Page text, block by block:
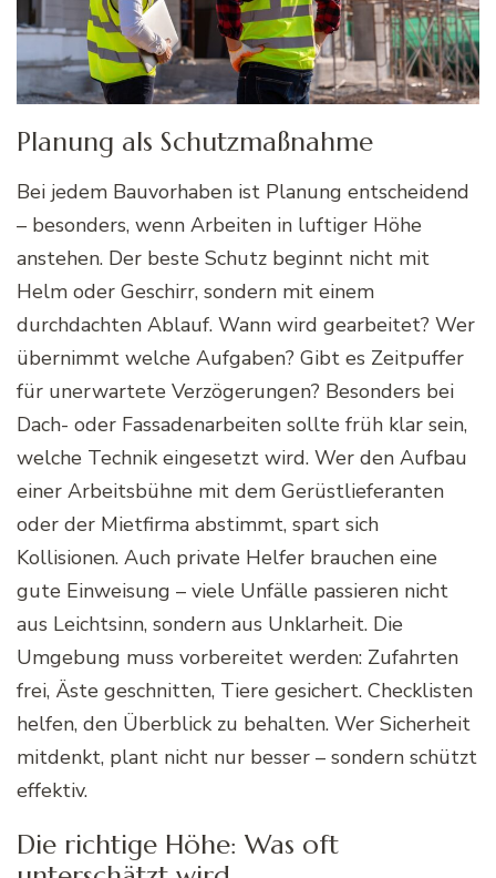
Planung als Schutzmaßnahme
Bei jedem Bauvorhaben ist Planung entscheidend
– besonders, wenn Arbeiten in luftiger Höhe
anstehen. Der beste Schutz beginnt nicht mit
Helm oder Geschirr, sondern mit einem
durchdachten Ablauf. Wann wird gearbeitet? Wer
übernimmt welche Aufgaben? Gibt es Zeitpuffer
für unerwartete Verzögerungen? Besonders bei
Dach- oder Fassadenarbeiten sollte früh klar sein,
welche Technik eingesetzt wird. Wer den Aufbau
einer Arbeitsbühne mit dem Gerüstlieferanten
oder der Mietfirma abstimmt, spart sich
Kollisionen. Auch private Helfer brauchen eine
gute Einweisung – viele Unfälle passieren nicht
aus Leichtsinn, sondern aus Unklarheit. Die
Umgebung muss vorbereitet werden: Zufahrten
frei, Äste geschnitten, Tiere gesichert. Checklisten
helfen, den Überblick zu behalten. Wer Sicherheit
mitdenkt, plant nicht nur besser – sondern schützt
effektiv.
Die richtige Höhe: Was oft